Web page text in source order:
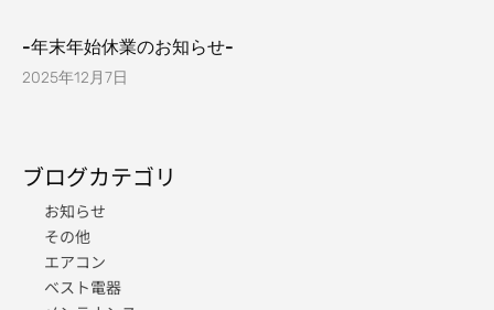
-年末年始休業のお知らせ-
2025年12月7日
ブログカテゴリ
お知らせ
その他
エアコン
ベスト電器